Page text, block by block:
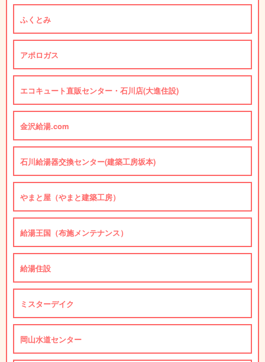
ふくとみ
アポロガス
エコキュート直販センター・石川店(大進住設)
金沢給湯.com
石川給湯器交換センター(建築工房坂本)
やまと屋（やまと建築工房）
給湯王国（布施メンテナンス）
給湯住設
ミスターデイク
岡山水道センター